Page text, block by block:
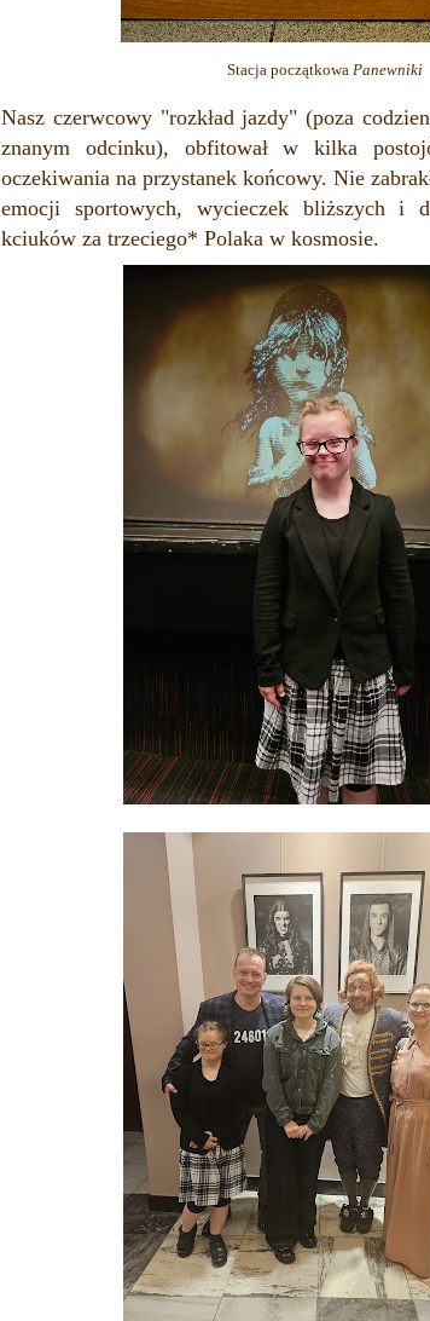
Stacja początkowa Panewniki
Nasz czerwcowy "rozkład jazdy" (poza
znanym odcinku), obfitował w kilka
oczekiwania na przystanek końcowy. Nie
emocji sportowych, wycieczek bliższych i
kciuków za trzeciego* Polaka w kosmosie.